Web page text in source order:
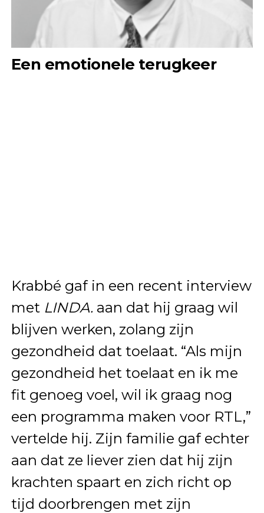
Een emotionele terugkeer
Krabbé gaf in een recent interview
met LINDA.aan dat hij graag wil
blijven werken, zolang zijn
gezondheid dat toelaat. “Als mijn
gezondheid het toelaat en ik me
fit genoeg voel, wil ik graag nog
een programma maken voor RTL,”
vertelde hij. Zijn familie gaf echter
aan dat ze liever zien dat hij zijn
krachten spaart en zich richt op
tijd doorbrengen met zijn